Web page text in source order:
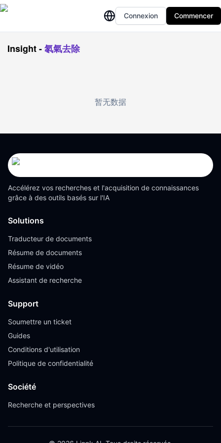
Connexion Commencer
Insight-氡氣去除
暂无数据
Accélérez vos recherches et l'acquisition de connaissances
grâce à des outils basés sur l'IA
Solutions
Traducteur de documents
Résume de documents
Résume de vidéo
Assistant de recherche
Support
Soumettre un ticket
Guides
Conditions d'utilisation
Politique de confidentialité
Société
Recherche et perspectives